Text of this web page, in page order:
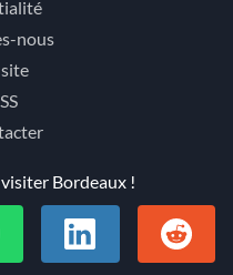
nous
Bordeaux !